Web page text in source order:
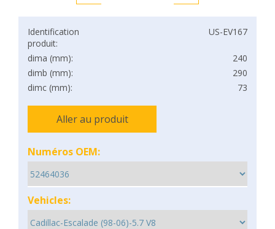
Identification
produit:
US-EV167
dima (mm):
240
dimb (mm):
290
dimc (mm):
73
Aller au produit
Numéros OEM:
Vehicles: